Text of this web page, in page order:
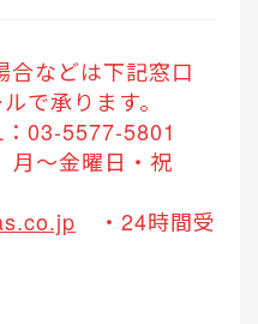
合などは下記窓口
で承ります。
03-5577-5801
～金曜日・祝
・24時間受